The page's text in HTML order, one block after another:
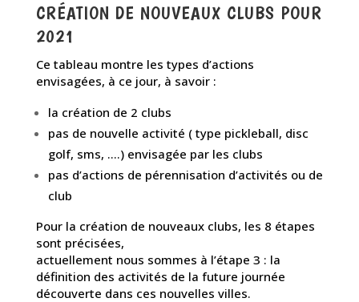
CRÉATION DE NOUVEAUX CLUBS POUR
2021
Ce tableau montre les types d’actions
envisagées, à ce jour, à savoir :
la création de 2 clubs
pas de nouvelle activité ( type pickleball, disc
golf, sms, ….) envisagée par les clubs
pas d’actions de pérennisation d’activités ou de
club
Pour la création de nouveaux clubs, les 8 étapes
sont précisées,
actuellement nous sommes à l’étape 3 : la
définition des activités de la future journée
découverte dans ces nouvelles villes.